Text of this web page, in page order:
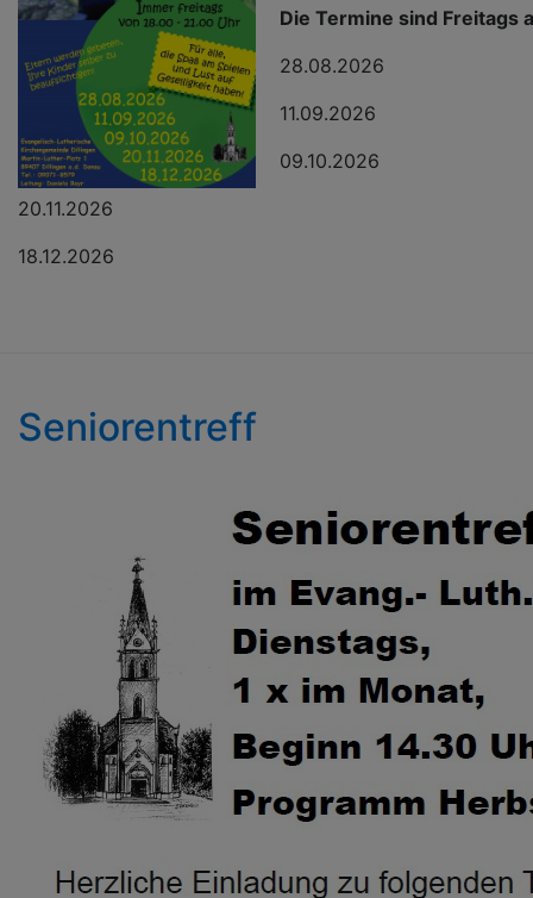
Die Termine sind Freitags
28.08.2026
11.09.2026
09.10.2026
20.11.2026
18.12.2026
Seniorentreff